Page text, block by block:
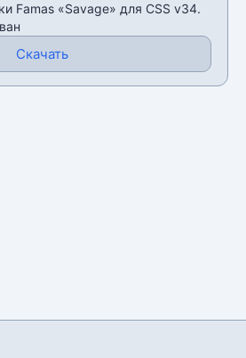
Famas «Savage» для CSS v34.
Скачать